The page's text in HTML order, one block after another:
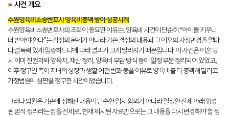
사건 개요
수원양육비소송변호사 양육비증액 방어 성공사례
수원양육비소송변호사의 조력이 중요한 이유는, 양육비 사건이 단순히 “아이를 키우니
더 받아야 한다”는 감정의 문제가 아니라 기존 결정의 내용과 그 이후의 사정변경을 얼마
나 설득력 있게 입증하느냐에 따라 결과가 크게 달라지기 때문입니다. 이 사건은 이혼 당
시 이미 친권자와 양육자, 재산 정리, 양육비 부담 방식 등이 일정 부분 정리되어 있었고,
이후 청구인 측이 자녀의 성장과 생활 여건 변화 등을 이유로 양육비를 더 증액해 달라고
가정법원에 심판을 청구한 사안이었습니다.
그러나 법원은 기존에 정해진 내용이 단순한 임시 합의가 아니라 일정한 전제 아래 형성
된 법적 정리라는 점을 전제로, 현재 제시된 자료만으로는 그 내용을 다시 변경해야 할 정